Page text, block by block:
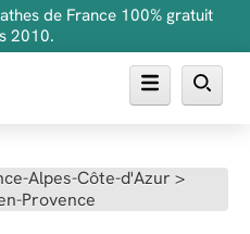
de France 100% gratuit
2010.
Alpes-Côte-d'Azur >
Provence